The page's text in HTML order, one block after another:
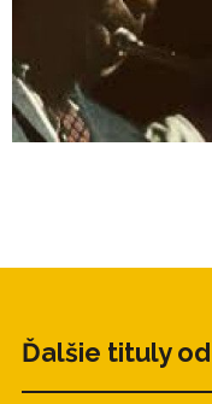
Ďalšie tituly od